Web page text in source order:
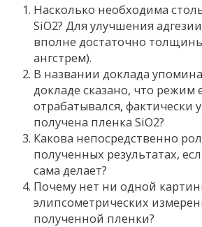
Насколько необходима
SiO2? Для улучшения
вполне достаточно
ангстрем).
В названии доклада
докладе сказано, что режим
отрабатывался, фактически
получена пленка SiO2?
Какова непосредственно
полученных результатах,
сама делает?
Почему нет ни одной
элипсометрических
полученной пленки?